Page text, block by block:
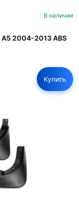
В наличии
A5 2004-2013 ABS
Купить